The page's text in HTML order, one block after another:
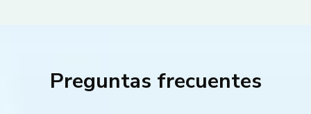
Preguntas frecuentes